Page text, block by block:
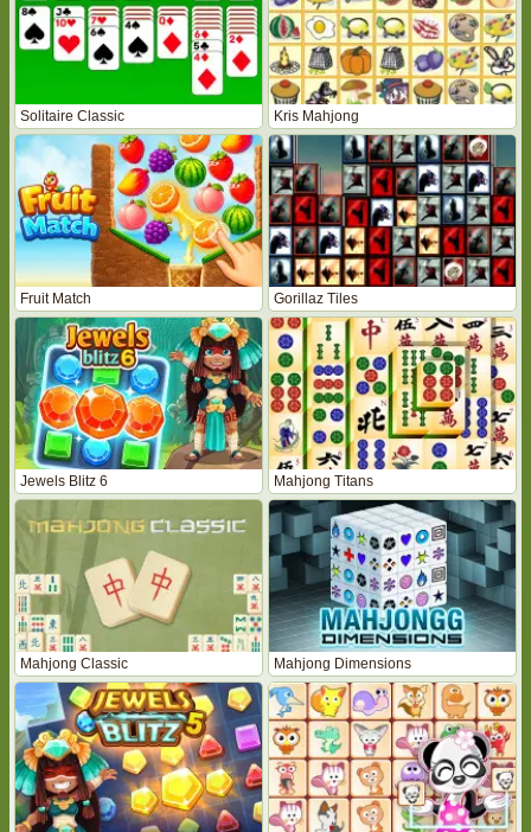
Solitaire Classic Kris Mahjong
Fruit Match Gorillaz Tiles
Jewels Blitz 6 Mahjong Titans
Mahjong Classic Mahjong Dimensions